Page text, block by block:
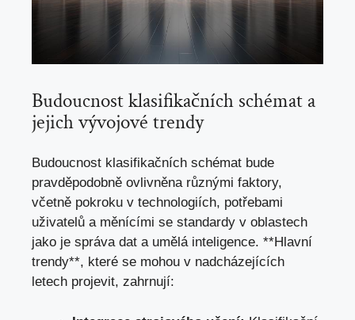
Budoucnost ⁤klasifikačních schémat a
jejich vývojové​ trendy
Budoucnost klasifikačních schémat bude
pravděpodobně ovlivněna různými faktory,
včetně pokroku v technologiích, potřebami
uživatelů a měnícími se standardy v oblastech
jako je správa dat a umělá inteligence. **Hlavní
trendy**, které se mohou v nadcházejících
letech projevit, zahrnují: